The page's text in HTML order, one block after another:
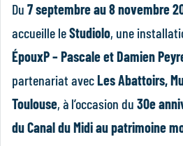
Du 7 septembre au 8 novembre
accueille leStudiolo, une
ÉpouxP – Pascale et Damien
partenariat avecLes Abattoirs,
Toulouse, à l’occasion du 30e
du Canal du Midi au patrimoine